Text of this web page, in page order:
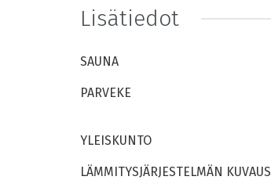
Lisätiedot
SAUNA
PARVEKE
YLEISKUNTO
LÄMMITYSJÄRJESTELMÄN KUVAUS